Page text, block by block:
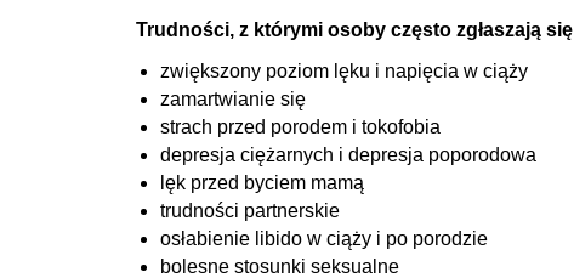
Trudności, z którymi osoby często zgłaszają
zwiększony poziom lęku i napięcia w ciąży
zamartwianie się
strach przed porodem i tokofobia
depresja ciężarnych i depresja poporodowa
lęk przed byciem mamą
trudności partnerskie
osłabienie libido w ciąży i po porodzie
bolesne stosunki seksualne